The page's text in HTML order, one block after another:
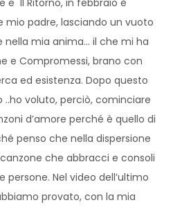
e Il Ritorno, in febbraio è
padre, lasciando un vuoto
mia anima… il che mi ha
e Compromessi, brano con
ed esistenza. Dopo questo
voluto, perciò, cominciare
d’amore perché è quello di
penso che nella dispersione
che abbracci e consoli
persone. Nel video dell’ultimo
provato, con la mia